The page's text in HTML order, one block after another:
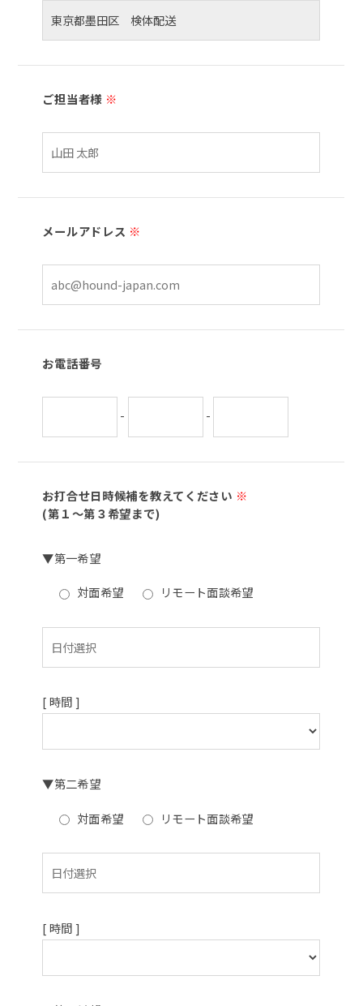
ご担当者様 ※
メールアドレス ※
お電話番号
- -
お打合せ日時候補を教えてください ※
(第１～第３希望まで)
▼第一希望
対面希望 リモート面談希望
[ 時間 ]
▼第二希望
対面希望 リモート面談希望
[ 時間 ]